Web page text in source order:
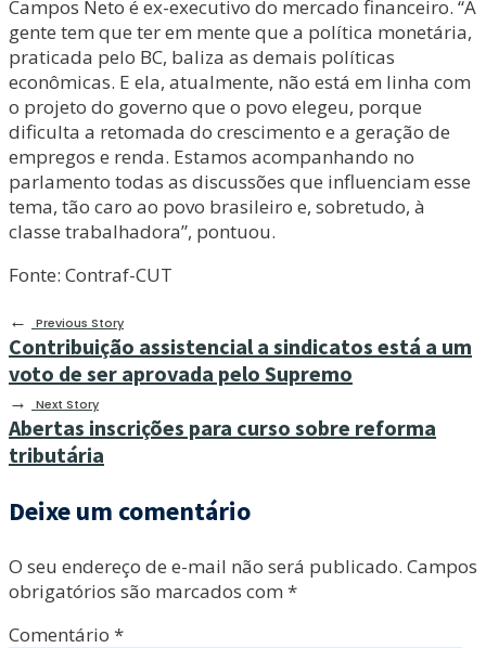
Campos Neto é ex-executivo do mercado financeiro. “A
gente tem que ter em mente que a política monetária,
praticada pelo BC, baliza as demais políticas
econômicas. E ela, atualmente, não está em linha com
o projeto do governo que o povo elegeu, porque
dificulta a retomada do crescimento e a geração de
empregos e renda. Estamos acompanhando no
parlamento todas as discussões que influenciam esse
tema, tão caro ao povo brasileiro e, sobretudo, à
classe trabalhadora”, pontuou.
Fonte: Contraf-CUT
←
Previous Story
Contribuição assistencial a sindicatos está a um
voto de ser aprovada pelo Supremo
→ Next Story
Abertas inscrições para curso sobre reforma
tributária
Deixe um comentário
O seu endereço de e-mail não será publicado. Campos
obrigatórios são marcados com *
Comentário *